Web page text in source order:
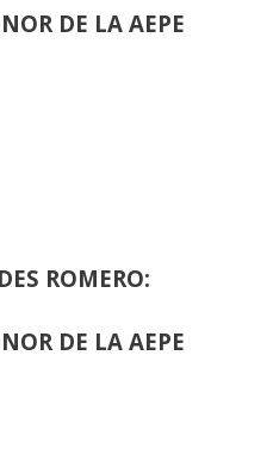
DE LA AEPE
ROMERO:
DE LA AEPE